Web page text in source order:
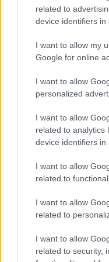
related to
device identifiers in
I want to allow my
Google for online
I want to allow
personalized
I want to allow
related to analytics
device identifiers in
I want to allow
related to
I want to allow
related to
I want to allow
related to security,
μια φωτεινή
χαράς.
Τι θα δούμε
τον Λουκά για να
κάνει μαζί του,
καταφύγιο στο
Η Ρένα με την
εμπιστοσύνη της
λέει όλα.
είναι δίπλα της
την πείσει να
Ο Σάκης ο
του